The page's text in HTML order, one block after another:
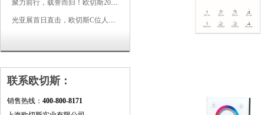
聚力前行，载誉而归！欧切斯2026光亚展完美收官
光亚展首日直击，欧切斯C位人气爆棚-双奖加冕，实力再出圈
联系欧切斯：
销售热线： 400-800-8171